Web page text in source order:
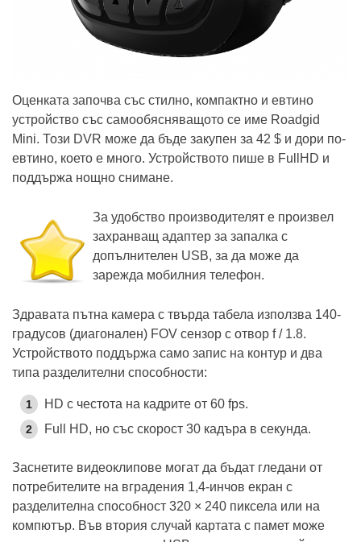
Оценката започва със стилно, компактно и евтино
устройство със самообясняващото се име Roadgid
Mini. Този DVR може да бъде закупен за 42 $ и дори по-
евтино, което е много. Устройството пише в FullHD и
поддържа нощно снимане.
За удобство производителят е произвел
захранващ адаптер за запалка с
допълнителен USB, за да може да
зарежда мобилния телефон.
Здравата пътна камера с твърда табела използва 140-
градусов (диагонален) FOV сензор с отвор f / 1.8.
Устройството поддържа само запис на контур и два
типа разделителни способности:
HD с честота на кадрите от 60 fps.
Full HD, но със скорост 30 кадъра в секунда.
Заснетите видеоклипове могат да бъдат гледани от
потребителите на вградения 1,4-инчов екран с
разделителна способност 320 × 240 пиксела или на
компютър. Във втория случай картата с памет може